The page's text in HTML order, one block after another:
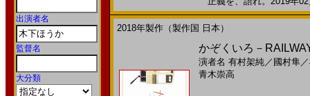
出演者名
監督名
大分類
2018年製作（製作国 日本）
かぞくいろ－
演者名 有村架純／ 國村隼／
青木崇高